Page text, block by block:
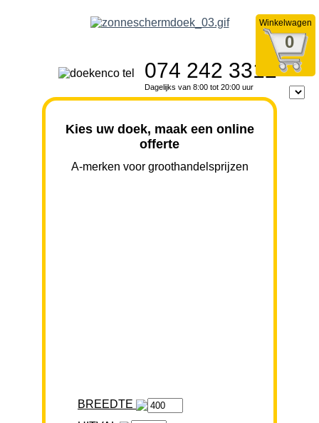
Winkelwagen
0
074 242 3312
Dagelijks van 8:00 tot 20:00 uur
Kies uw doek, maak een online
offerte
A-merken voor groothandelsprijzen
BREEDTE